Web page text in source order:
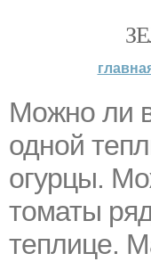
Можно ли
одной
огурцы.
томаты
теплице.